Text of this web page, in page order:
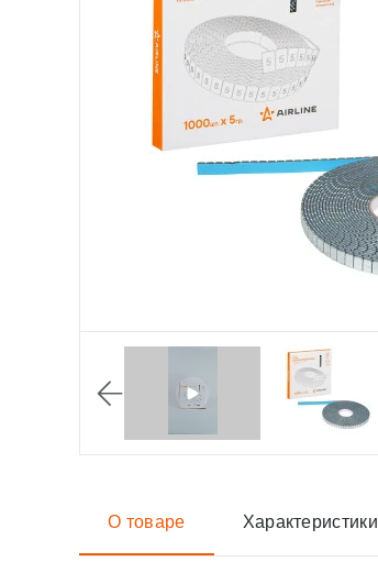
О товаре Характеристики